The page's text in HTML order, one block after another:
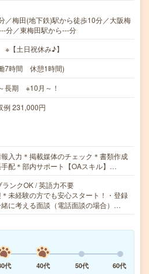
／梅田(地下鉄)駅から徒歩10分／大阪梅
分／東梅田駅から---分
【土日祝休み♪】
7時間 休憩1時間)
長期 ※10月～！
231,000円
入力＊掲載媒体のチェック＊書類作成
手配＊部内サポート【OAスキル】…
ンクOK / 英語力不要
未経験の方でも安心スタート！・登録
に考える面談（電話面談の場合）…
代 40代 50代
60代